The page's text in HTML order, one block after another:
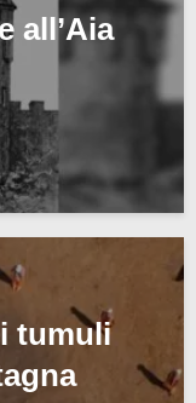
all’Aia
tumuli